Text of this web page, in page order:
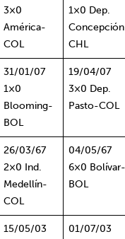
3×0
América-
COL
1×0 Dep.
CHL
31/01/07
1×0
Blooming-
BOL
19/04/07
3×0 Dep.
Pasto-COL
26/03/67
2×0 Ind.
Medellín-
COL
04/05/67
6×0 Bolívar-
BOL
15/05/03
01/07/03